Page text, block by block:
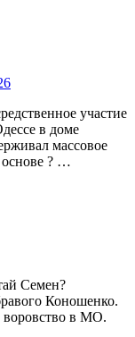
участие
в доме
массовое
основе ? …
Семен?
Коношенко.
воровство в МО.